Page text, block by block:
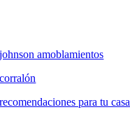
johnson amoblamientos
corralón
recomendaciones para tu casa